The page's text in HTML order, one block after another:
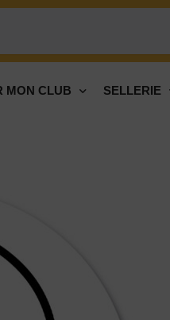
MON CLUB SELLERIE